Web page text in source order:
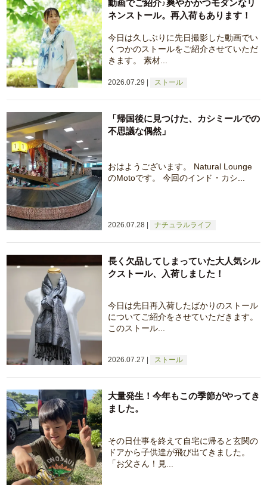
動画でご紹介♪爽やかかつモダンなリ
ネンストール。再入荷もあります！
2026.07.29 ストール
今日は久しぶりに先日撮影した動画でい
くつかのストールをご紹介させていただ
きます。 素材...
「帰国後に見つけた、カシミールでの
不思議な偶然」
2026.07.28 ナチュラルライフ
おはようございます。 Natural Lounge
のMotoです。 今回のインド・カシ...
長く欠品してしまっていた大人気シル
クストール、入荷しました！
2026.07.27 ストール
今日は先日再入荷したばかりのストール
についてご紹介をさせていただきます。
このストール...
大量発生！今年もこの季節がやってき
ました。
その日仕事を終えて自宅に帰ると玄関の
ドアから子供達が飛び出てきました。
「お父さん！見...